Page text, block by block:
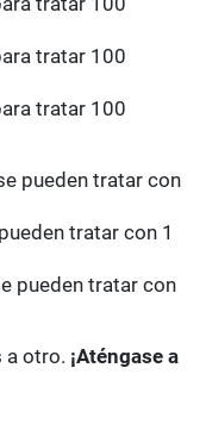
tratar 100
tratar 100
pueden tratar con
tratar con 1
pueden tratar con
a otro. ¡Aténgase a